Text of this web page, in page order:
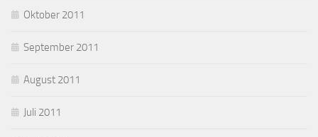
Oktober 2011
September 2011
August 2011
Juli 2011